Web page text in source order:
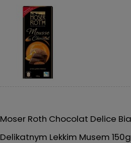
Moser Roth Chocolat Delice
Delikatnym Lekkim Musem 150g